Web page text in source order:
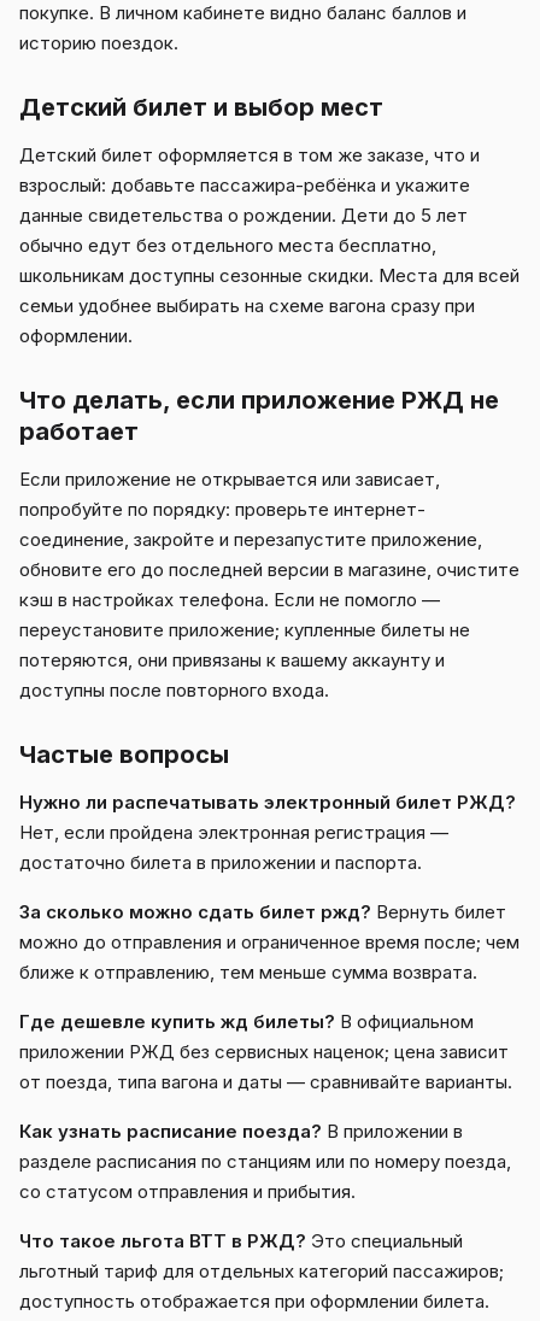
покупке. В личном кабинете видно баланс баллов и
историю поездок.
Детский билет и выбор мест
Детский билет оформляется в том же заказе, что и
взрослый: добавьте пассажира-ребёнка и укажите
данные свидетельства о рождении. Дети до 5 лет
обычно едут без отдельного места бесплатно,
школьникам доступны сезонные скидки. Места для всей
семьи удобнее выбирать на схеме вагона сразу при
оформлении.
Что делать, если приложение РЖД не
работает
Если приложение не открывается или зависает,
попробуйте по порядку: проверьте интернет-
соединение, закройте и перезапустите приложение,
обновите его до последней версии в магазине, очистите
кэш в настройках телефона. Если не помогло —
переустановите приложение; купленные билеты не
потеряются, они привязаны к вашему аккаунту и
доступны после повторного входа.
Частые вопросы
Нужно ли распечатывать электронный билет РЖД?
Нет, если пройдена электронная регистрация —
достаточно билета в приложении и паспорта.
За сколько можно сдать билет ржд? Вернуть билет
можно до отправления и ограниченное время после; чем
ближе к отправлению, тем меньше сумма возврата.
Где дешевле купить жд билеты? В официальном
приложении РЖД без сервисных наценок; цена зависит
от поезда, типа вагона и даты — сравнивайте варианты.
Как узнать расписание поезда? В приложении в
разделе расписания по станциям или по номеру поезда,
со статусом отправления и прибытия.
Что такое льгота ВТТ в РЖД? Это специальный
льготный тариф для отдельных категорий пассажиров;
доступность отображается при оформлении билета.